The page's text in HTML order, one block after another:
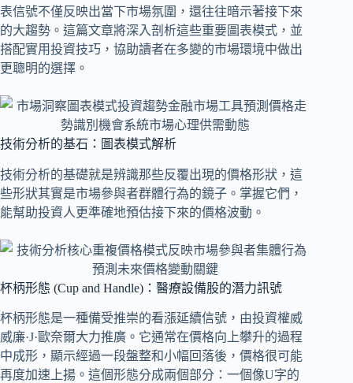
表信號不僅反映出當下市場氛圍，還往往暗示著接下來
的大趨勢。這篇文章將深入剖析這些重要圖表模式，並
搭配實用投資技巧，協助讀者在多變的市場環境中做出
更聰明的選擇。
技術分析的基石：圖表模式解析
技術分析的基礎就是辨識那些反覆出現的價格形狀，這
些形狀其實是市場參與者群體行為的鏡子。掌握它們，
能幫助投資人更準確地預估接下來的價格波動。
杯柄形態 (Cup and Handle)：醫療設備股的潛力訊號
杯柄形態是一種備受推崇的看漲延續信號，由投資權威
威廉·J·歐奈爾大力推廣。它通常在價格向上攀升的過程
中成形，顯示經過一段盤整和小幅回落後，價格很可能
再度加速上揚。這個形態分成兩個部分：一個像U字的